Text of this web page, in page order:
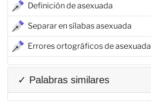
Definición de asexuada
Separar en sílabas asexuada
Errores ortográficos de asexuada
✓ Palabras similares